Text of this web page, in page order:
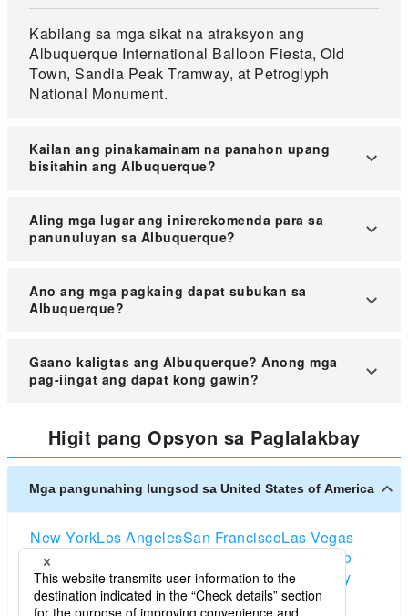
Kabilang sa mga sikat na atraksyon ang
Albuquerque International Balloon Fiesta, Old
Town, Sandia Peak Tramway, at Petroglyph
National Monument.
Kailan ang pinakamainam na panahon upang
bisitahin ang Albuquerque?
Pinakamainam bumisita tuwing taglagas, lalo na
sa Oktubre, kung kailan maganda ang panahon at
Aling mga lugar ang inirerekomenda para sa
panunuluyan sa Albuquerque?
Inirerekomendang manatili sa Old Town,
Downtown, Nob Hill, at Uptown dahil sa ginhawa
Ano ang mga pagkaing dapat subukan sa
Albuquerque?
Subukan ang green chile cheeseburger, carne
adovada, at enchiladas na may red o green chile.
Gaano kaligtas ang Albuquerque? Anong mga
pag-iingat ang dapat kong gawin?
Karaniwang ligtas ang Albuquerque sa mga pook
panturista, ngunit mag-ingat sa gabi, iwasan ang
madidilim na lugar, at siguraduhing ligtas ang mga
gamit.
Higit pang Opsyon sa Paglalakbay
Mga pangunahing lungsod sa United States of America
New YorkLos AngelesSan FranciscoLas Vegas
Orlando
Chicago
DallasSan DiegoAtlantaHoustonSalt Lake City
MiamiDenverPortland (Oregon)